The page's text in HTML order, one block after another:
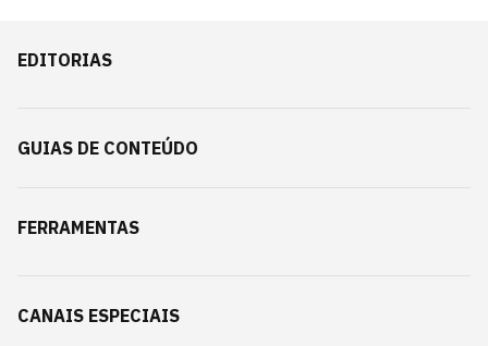
EDITORIAS
GUIAS DE CONTEÚDO
FERRAMENTAS
CANAIS ESPECIAIS